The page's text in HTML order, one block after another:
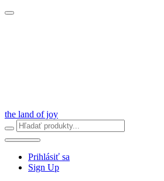
the land of joy
Prihlásiť sa
Sign Up